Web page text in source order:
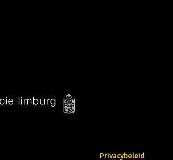
Privacybeleid